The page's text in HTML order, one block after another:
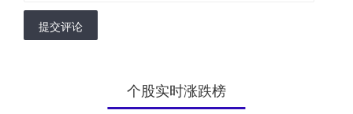
提交评论
个股实时涨跌榜